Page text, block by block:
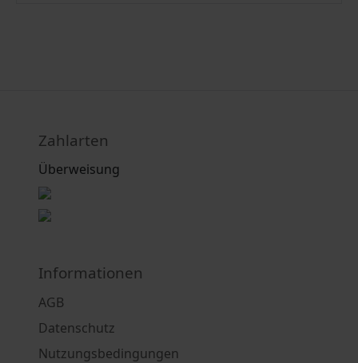
Zahlarten
Überweisung
Informationen
AGB
Datenschutz
Nutzungsbedingungen